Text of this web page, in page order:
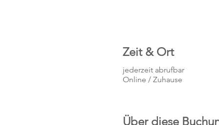
Zeit & Ort
jederzeit abrufbar
Online / Zuhause
Über diese